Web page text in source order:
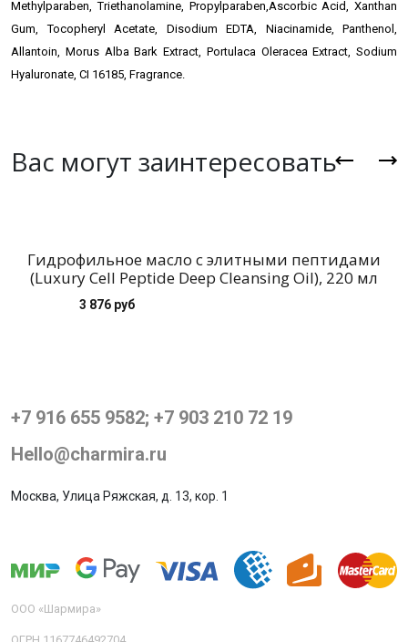
Methylparaben, Triethanolamine, Propylparaben,Ascorbic Acid, Xanthan
Gum, Tocopheryl Acetate, Disodium EDTA, Niacinamide, Panthenol,
Allantoin, Morus Alba Bark Extract, Portulaca Oleracea Extract, Sodium
Hyaluronate, CI 16185, Fragrance.
Вас могут заинтересовать
Гидрофильное масло с элитными пептидами
(Luxury Cell Peptide Deep Cleansing Oil), 220 мл
3 876 руб
+7 916 655 9582; +7 903 210 72 19
Hello@charmira.ru
Москва, Улица Ряжская, д. 13, кор. 1
ООО «Шармира»